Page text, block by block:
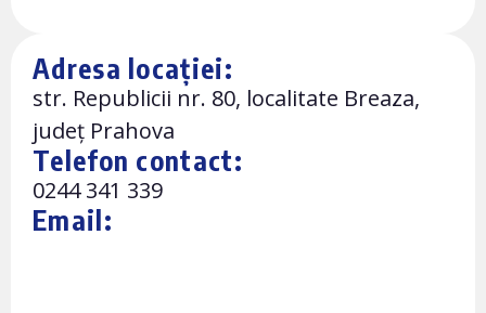
Adresa locației:
str. Republicii nr. 80, localitate Breaza,
județ Prahova
Telefon contact:
0244 341 339
Email: